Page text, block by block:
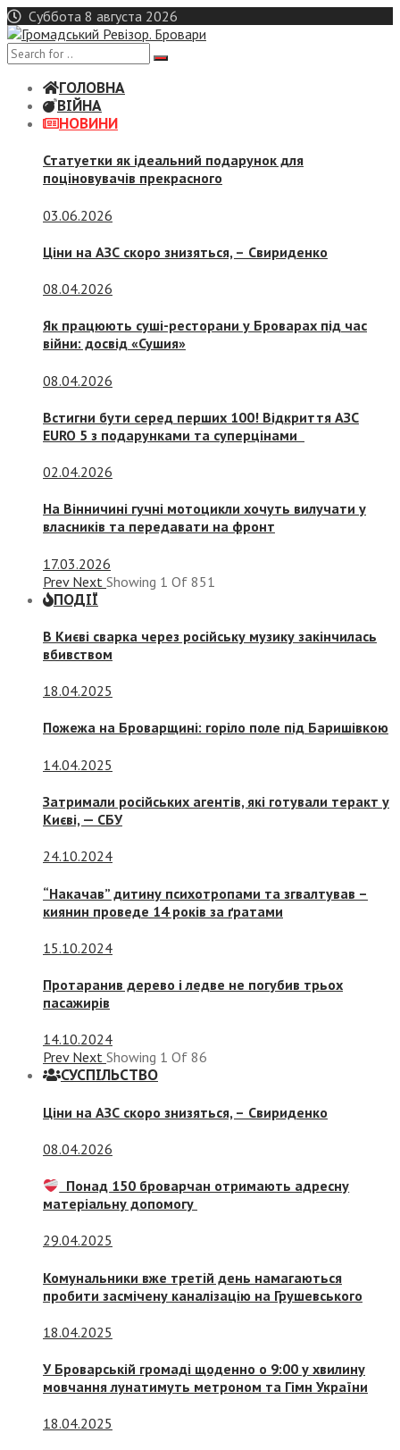
Skip
to
content
Суббота 8 августа 2026
ГОЛОВНА
ВІЙНА
НОВИНИ
Статуетки як ідеальний подарунок для
поціновувачів прекрасного
03.06.2026
Ціни на АЗС скоро знизяться, – Свириденко
08.04.2026
Як працюють суші-ресторани у Броварах під час
війни: досвід «Сушия»
08.04.2026
Встигни бути серед перших 100! Відкриття АЗС
EURO 5 з подарунками та суперцінами
02.04.2026
На Вінничині гучні мотоцикли хочуть вилучати у
власників та передавати на фронт
17.03.2026
Prev Next Showing 1 Of 851
ПОДІЇ
В Києві сварка через російську музику закінчилась
вбивством
18.04.2025
Пожежа на Броварщині: горіло поле під Баришівкою
14.04.2025
Затримали російських агентів, які готували теракт у
Києві, — СБУ
24.10.2024
“Накачав” дитину психотропами та згвалтував –
киянин проведе 14 років за ґратами
15.10.2024
Протаранив дерево і ледве не погубив трьох
пасажирів
14.10.2024
Prev Next Showing 1 Of 86
СУСПIЛЬСТВО
Ціни на АЗС скоро знизяться, – Свириденко
08.04.2026
Понад 150 броварчан отримають адресну
матеріальну допомогу
29.04.2025
Комунальники вже третій день намагаються
пробити засмічену каналізацію на Грушевського
18.04.2025
У Броварській громаді щоденно о 9:00 у хвилину
мовчання лунатимуть метроном та Гімн України
18.04.2025